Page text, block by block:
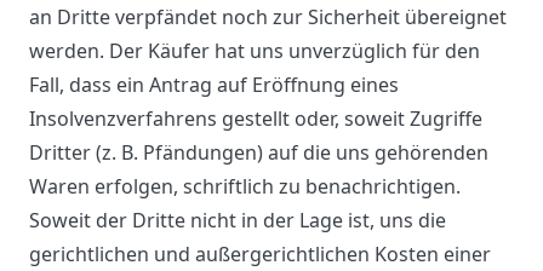
an Dritte verpfändet noch zur Sicherheit übereignet
werden. Der Käufer hat uns unverzüglich für den
Fall, dass ein Antrag auf Eröffnung eines
Insolvenzverfahrens gestellt oder, soweit Zugriffe
Dritter (z. B. Pfändungen) auf die uns gehörenden
Waren erfolgen, schriftlich zu benachrichtigen.
Soweit der Dritte nicht in der Lage ist, uns die
gerichtlichen und außergerichtlichen Kosten einer